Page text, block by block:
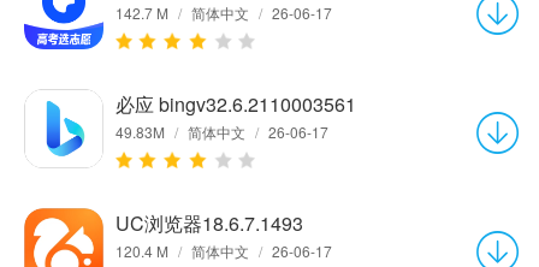
142.7 M / 简体中文 / 26-06-17
必应 bingv32.6.2110003561
49.83M / 简体中文 / 26-06-17
UC浏览器18.6.7.1493
120.4 M / 简体中文 / 26-06-17